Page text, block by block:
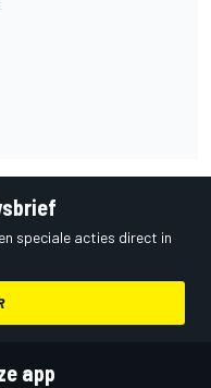
speciale acties direct in
app